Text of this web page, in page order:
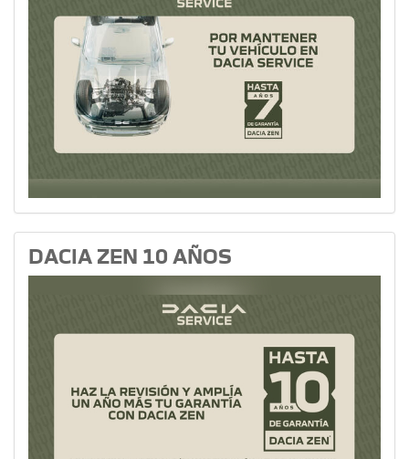
DACIA ZEN 10 AÑOS